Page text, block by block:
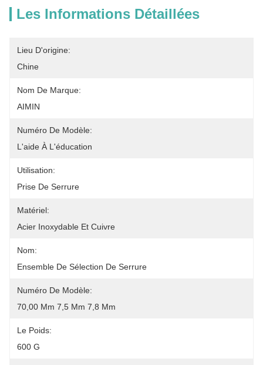
Les Informations Détaillées
Lieu D'origine:
Chine
Nom De Marque:
AIMIN
Numéro De Modèle:
L'aide À L'éducation
Utilisation:
Prise De Serrure
Matériel:
Acier Inoxydable Et Cuivre
Nom:
Ensemble De Sélection De Serrure
Numéro De Modèle:
70,00 Mm 7,5 Mm 7,8 Mm
Le Poids:
600 G